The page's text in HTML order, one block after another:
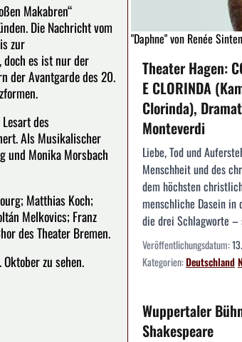
Makabren“
Die Nachricht vom
zur
doch es ist nur der
der Avantgarde des 20.
des
Als Musikalischer
und Monika Morsbach
Matthias Koch;
Melkovics; Franz
des Theater Bremen.
zu sehen.
"Daphne" von Renée
Theater Hagen:
E CLORINDA
Clorinda),
Monteverdi
Liebe, Tod und
Menschheit und des
dem höchsten
menschliche Dasein in
die drei Schlagworte –
Veröffentlichungsdatum:
Kategorien:Deutschland
Wuppertaler
Shakespeare